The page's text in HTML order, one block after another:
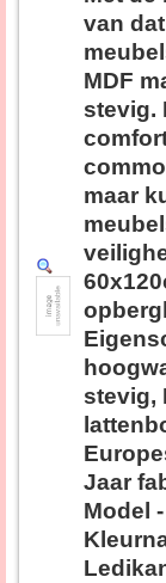
van
MDF
stevig.
maar
stevig,
Jaar
Model